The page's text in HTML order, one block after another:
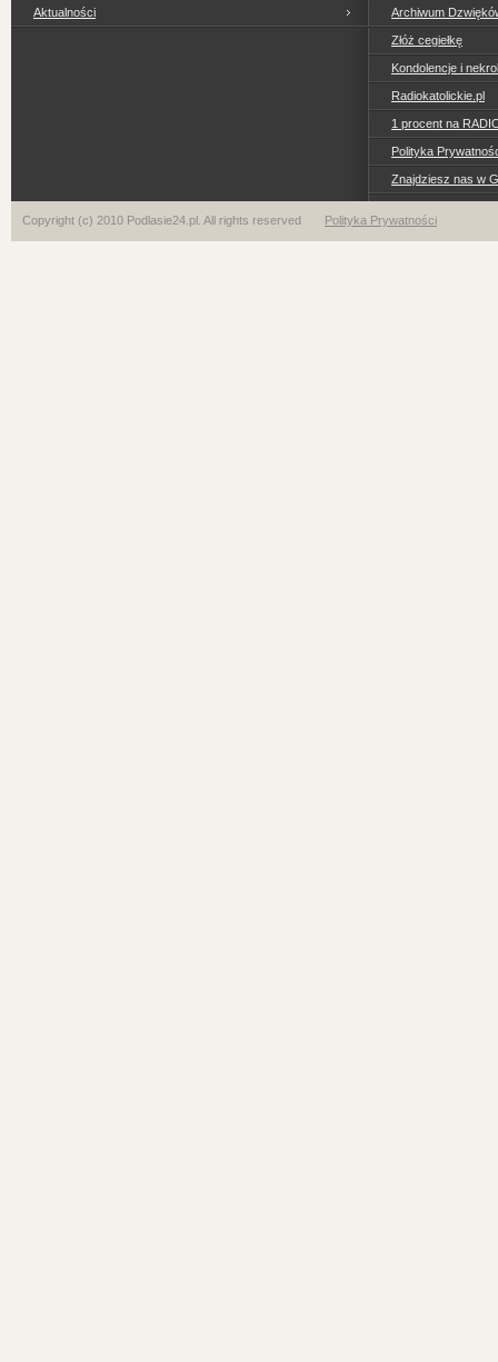
Aktualności Archiwum
Złóż cegiełkę
Kondolencje i
Radiokatolickie.pl
1 procent na
Polityka
Znajdziesz nas w
Copyright (c) 2010 Podlasie24.pl. All rights reserved Polityka Prywatności